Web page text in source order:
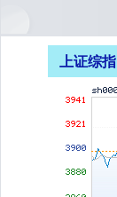
上证综指